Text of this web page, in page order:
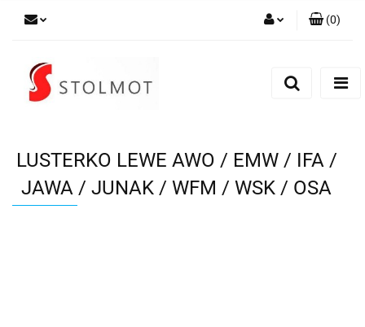
(0)
LUSTERKO LEWE AWO / EMW / IFA /
JAWA / JUNAK / WFM / WSK / OSA